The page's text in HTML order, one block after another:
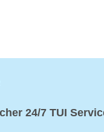
24/7 TUI